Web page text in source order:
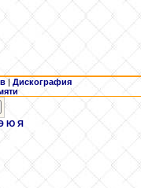
| Дискография
Ю Я